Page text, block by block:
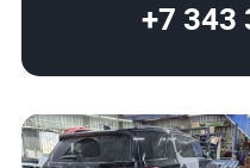
+7 343